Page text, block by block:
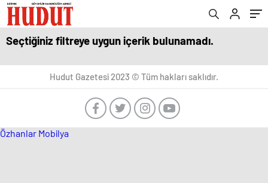
Seçtiğiniz filtreye uygun içerik bulunamadı.
Hudut Gazetesi 2023 © Tüm hakları saklıdır.
Özhanlar Mobilya